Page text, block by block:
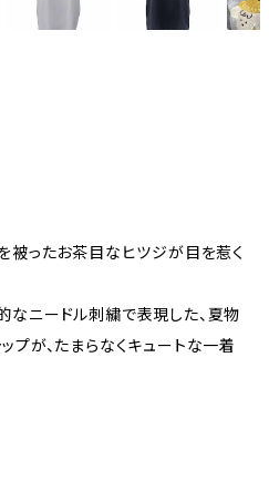
被ったお茶目なヒツジが目を惹く
なニードル刺繍で表現した、夏物
プが、たまらなくキュートな一着